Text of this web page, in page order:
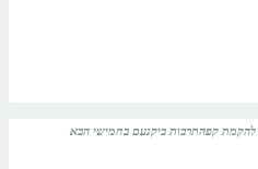
להקמת קפהתרבות ביקנעם בחמישי הבא